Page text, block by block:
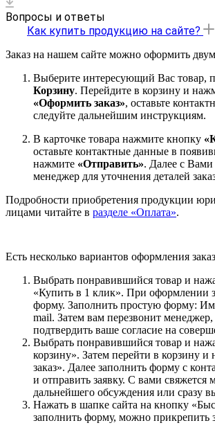
Вопросы и ответы
Как купить продукцию на сайте?
Заказ на нашем сайте можно оформить
Выберите интересующий Вас товар,
Корзину. Перейдите в корзину и
«Оформить заказ», оставьте
следуйте дальнейшим инструкциям.
В карточке товара нажмите кнопку
оставьте контактные данные в
нажмите «Отправить». Далее с
менеджер для уточнения деталей
Подробности приобретения продукции
лицами читайте в разделе «Оплата».
Есть несколько вариантов оформления
Выбрать понравившийся товар и
«Купить в 1 клик». При оформлении
форму. Заполнить простую форму:
mail. Затем вам перезвонит
подтвердить ваше согласие на
Выбрать понравившийся товар и
корзину». Затем перейти в корзину
заказ». Далее заполнить форму с
и отправить заявку. С вами свяжется
дальнейшего обсуждения или сразу
Нажать в шапке сайта на кнопку
заполнить форму, можно прикрепить